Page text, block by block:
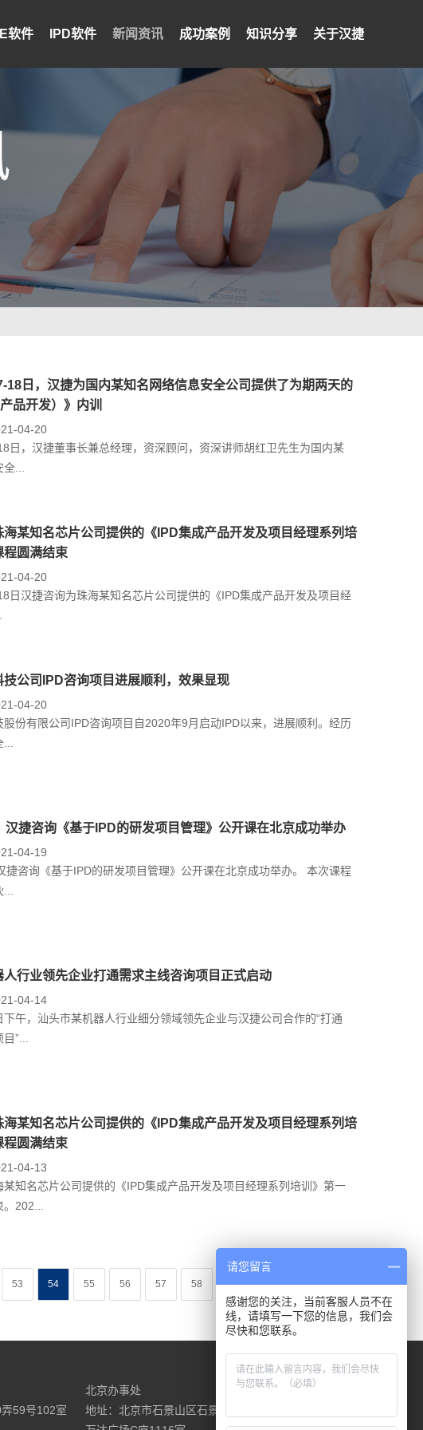
软件 IPD软件 新闻资讯 成功案例 知识分享 关于汉捷
18日，汉捷为国内某知名网络信息安全公司提供了为期两天的
品开发）》内训
04-20
日，汉捷董事长兼总经理，资深顾问，资深讲师胡红卫先生为国内某
...
海某知名芯片公司提供的《IPD集成产品开发及项目经理系列培
程圆满结束
04-20
日汉捷咨询为珠海某知名芯片公司提供的《IPD集成产品开发及项目经
技公司IPD咨询项目进展顺利，效果显现
04-20
股份有限公司IPD咨询项目自2020年9月启动IPD以来，进展顺利。经历
汉捷咨询《基于IPD的研发项目管理》公开课在北京成功举办
04-19
捷咨询《基于IPD的研发项目管理》公开课在北京成功举办。 本次课程
人行业领先企业打通需求主线咨询项目正式启动
04-14
午，汕头市某机器人行业细分领域领先企业与汉捷公司合作的“打通
”...
海某知名芯片公司提供的《IPD集成产品开发及项目经理系列培
程圆满结束
04-13
某知名芯片公司提供的《IPD集成产品开发及项目经理系列培训》第一
202...
53 54 55 56 57 58 ... 下一页 尾页
北京办事处
地址：北京市石景山区石景山路18号
59号102室
请联系我们
请您留言
感谢您的关注，当前客服人员不在
线，请填写一下您的信息，我们会
尽快和您联系。